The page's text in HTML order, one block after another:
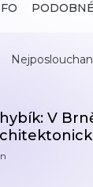
PODOBNÉ
V